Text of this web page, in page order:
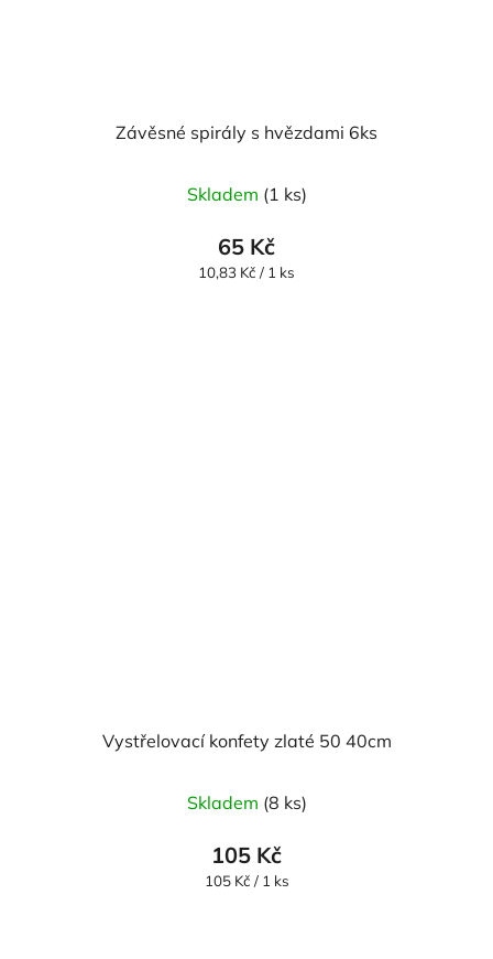
Závěsné spirály s hvězdami 6ks
Skladem (1 ks)
65 Kč
Měrná
10,83 Kč / 1 ks
Vystřelovací konfety zlaté 50 40cm
Skladem (8 ks)
105 Kč
Měrná
105 Kč / 1 ks